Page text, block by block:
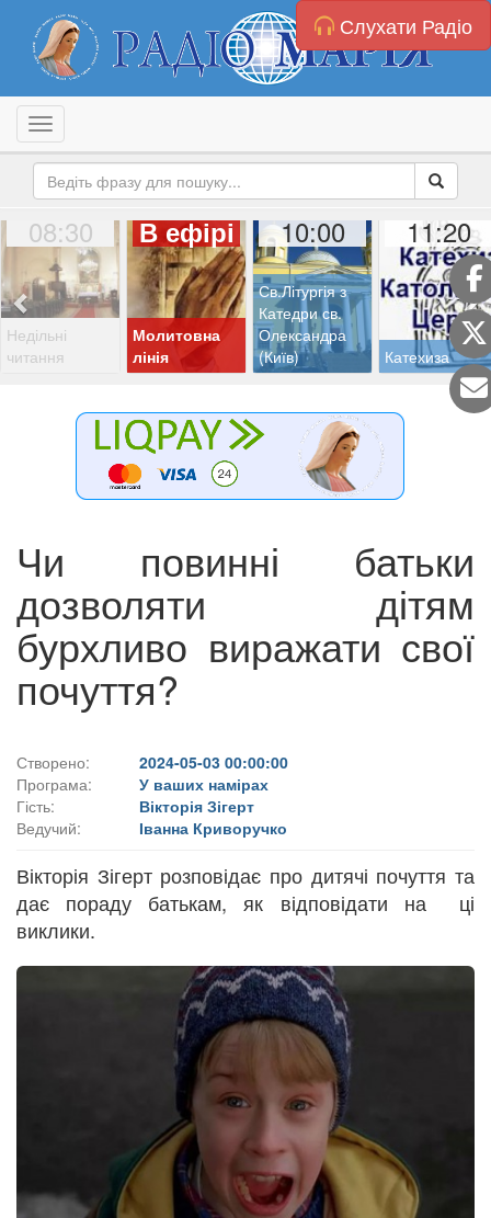
Слухати Радіо
Toggle navigation
08:30
Недільні
читання
В ефірі
Молитовна
лінія
10:00
Св.Літургія з
Катедри св.
Олександра
(Київ)
11:20
Катехиза
Чи повинні батьки
дозволяти дітям
бурхливо виражати свої
почуття?
Створено:
2024-05-03 00:00:00
Програма:
У ваших намірах
Гість:
Вікторія Зігерт
Ведучий:
Іванна Криворучко
Вікторія Зігерт розповідає про дитячі почуття та
дає пораду батькам, як відповідати на ці
виклики.